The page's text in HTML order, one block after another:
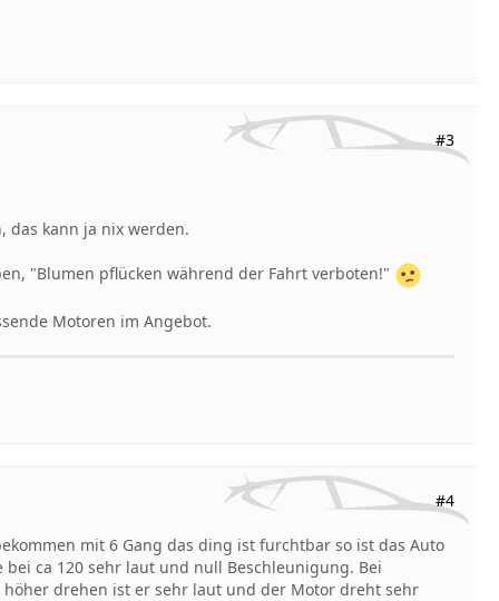
#3
das kann ja nix werden.
"Blumen pflücken während der Fahrt verboten!"
Motoren im Angebot.
#4
mit 6 Gang das ding ist furchtbar so ist das Auto
ca 120 sehr laut und null Beschleunigung. Bei
drehen ist er sehr laut und der Motor dreht sehr